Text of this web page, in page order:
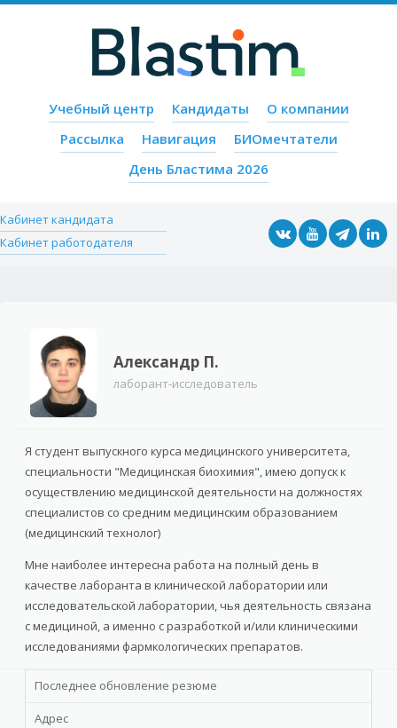
Меню
Пропустить содержимое
Учебный центр Кандидаты
О компании
Рассылка
Навигация
БИОмечтатели
День Бластима 2026
Кабинет кандидата
Кабинет работодателя
Александр П.
лаборант-исследователь
Я студент выпускного курса медицинского университета,
специальности "Медицинская биохимия", имею допуск к
осуществлению медицинской деятельности на должностях
специалистов со средним медицинским образованием
(медицинский технолог)
Мне наиболее интересна работа на полный день в
качестве лаборанта в клинической лаборатории или
исследовательской лаборатории, чья деятельность связана
с медициной, а именно с разработкой и/или клиническими
исследованиями фармкологических препаратов.
Последнее обновление резюме
Адрес